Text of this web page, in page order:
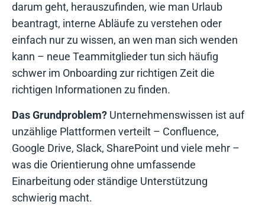
darum geht, herauszufinden, wie man Urlaub
beantragt, interne Abläufe zu verstehen oder
einfach nur zu wissen, an wen man sich wenden
kann – neue Teammitglieder tun sich häufig
schwer im Onboarding zur richtigen Zeit die
richtigen Informationen zu finden.
Das Grundproblem? Unternehmenswissen ist auf
unzählige Plattformen verteilt – Confluence,
Google Drive, Slack, SharePoint und viele mehr –
was die Orientierung ohne umfassende
Einarbeitung oder ständige Unterstützung
schwierig macht.